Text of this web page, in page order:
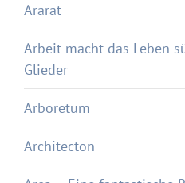
Ararat
Arbeit macht das Leben
Glieder
Arboretum
Architecton